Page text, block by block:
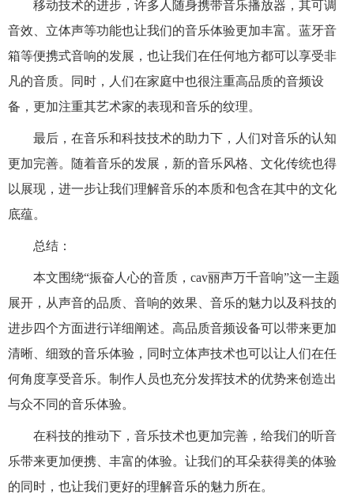
移动技术的进步，许多人随身携带音乐播放器，其可调
音效、立体声等功能也让我们的音乐体验更加丰富。蓝牙音
箱等便携式音响的发展，也让我们在任何地方都可以享受非
凡的音质。同时，人们在家庭中也很注重高品质的音频设
备，更加注重其艺术家的表现和音乐的纹理。
最后，在音乐和科技技术的助力下，人们对音乐的认知
更加完善。随着音乐的发展，新的音乐风格、文化传统也得
以展现，进一步让我们理解音乐的本质和包含在其中的文化
底蕴。
总结：
本文围绕“振奋人心的音质，cav丽声万千音响”这一主题
展开，从声音的品质、音响的效果、音乐的魅力以及科技的
进步四个方面进行详细阐述。高品质音频设备可以带来更加
清晰、细致的音乐体验，同时立体声技术也可以让人们在任
何角度享受音乐。制作人员也充分发挥技术的优势来创造出
与众不同的音乐体验。
在科技的推动下，音乐技术也更加完善，给我们的听音
乐带来更加便携、丰富的体验。让我们的耳朵获得美的体验
的同时，也让我们更好的理解音乐的魅力所在。